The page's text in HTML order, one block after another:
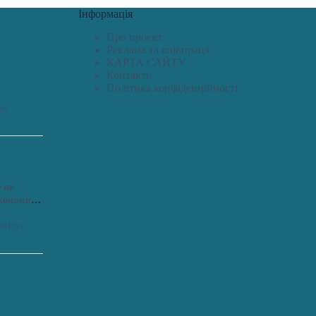
не
Інформація
Про проект
Реклама та співпраця
КАРТА САЙТУ
Контакти
Політика конфіденційності